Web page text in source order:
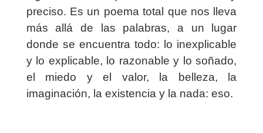
preciso. Es un poema total que nos lleva
más allá de las palabras, a un lugar
donde se encuentra todo: lo inexplicable
y lo explicable, lo razonable y lo soñado,
el miedo y el valor, la belleza, la
imaginación, la existencia y la nada: eso.